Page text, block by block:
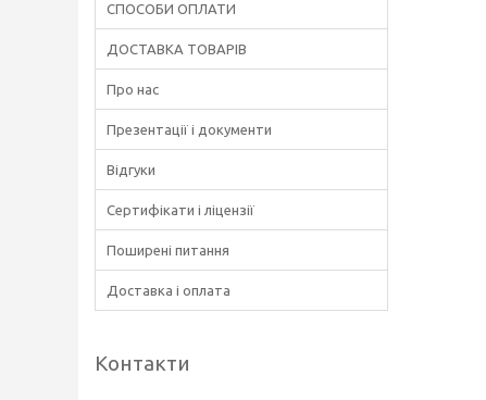
СПОСОБИ ОПЛАТИ
ДОСТАВКА ТОВАРІВ
Про нас
Презентації і документи
Відгуки
Сертифікати і ліцензії
Поширені питання
Доставка і оплата
Контакти